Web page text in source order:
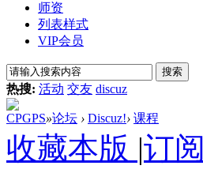
师资
列表样式
VIP会员
搜索
热搜: 活动 交友 discuz
CPGPS»论坛 › Discuz!› 课程
收藏本版 |订阅